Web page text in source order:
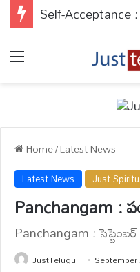
Home/Latest News
Latest News Just
Panchangam :
Panchangam :
JustTelugu
September